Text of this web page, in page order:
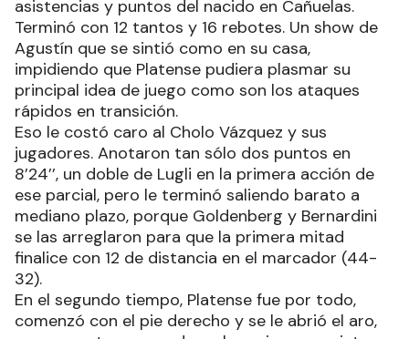
asistencias y puntos del nacido en Cañuelas.
Terminó con 12 tantos y 16 rebotes. Un show de
Agustín que se sintió como en su casa,
impidiendo que Platense pudiera plasmar su
principal idea de juego como son los ataques
rápidos en transición.
Eso le costó caro al Cholo Vázquez y sus
jugadores. Anotaron tan sólo dos puntos en
8’24’’, un doble de Lugli en la primera acción de
ese parcial, pero le terminó saliendo barato a
mediano plazo, porque Goldenberg y Bernardini
se las arreglaron para que la primera mitad
finalice con 12 de distancia en el marcador (44-
32).
En el segundo tiempo, Platense fue por todo,
comenzó con el pie derecho y se le abrió el aro,